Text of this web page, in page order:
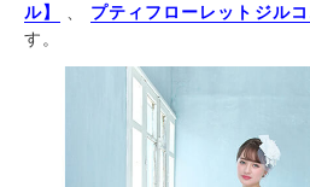
ル】
プティフローレットジル
す。